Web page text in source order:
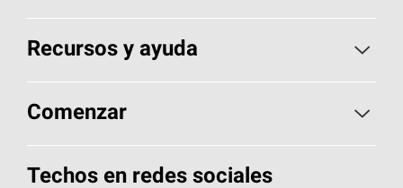
Elija sus tejas
Encuentre un contratista
Componentes para techos
Recursos y ayuda
Aspectos básicos sobre techos
Herramientas de diseño y color
Comenzar
Llame al 1-800-GET-PINK®
Techos en redes sociales